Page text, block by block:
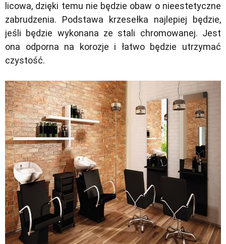
licowa, dzięki temu nie będzie obaw o nieestetyczne
zabrudzenia. Podstawa krzesełka najlepiej będzie,
jeśli będzie wykonana ze stali chromowanej. Jest
ona odporna na korozje i łatwo będzie utrzymać
czystość.